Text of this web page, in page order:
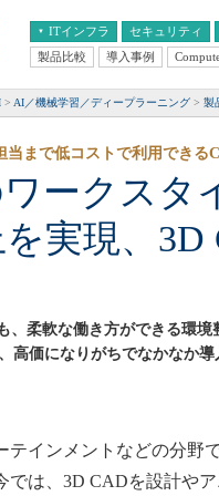
ITインフラ セキュリティ
エンタープライズAI
ERP
CX
情報系システム
経営
中堅
製品比較 導入事例
AI／機械学習／ディープラーニング 製
ークスタ
実現、
当まで低コストで利用できる
、柔軟な働き方ができる環
高価になりがちでなかなか
インメントなどの分野
では、3D CADを設計や